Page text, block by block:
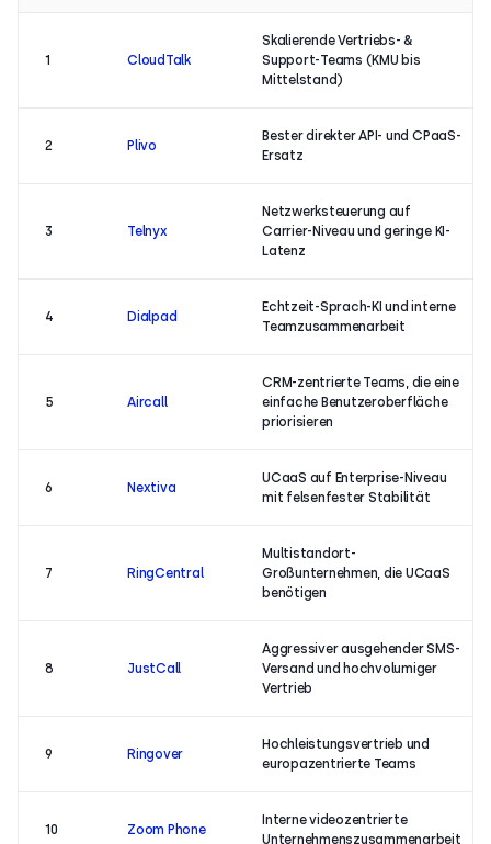
1 CloudTalk
Skalierende Vertriebs- &
Support-Teams (KMU bis
Mittelstand)
2 Plivo
Bester direkter API- und CPaaS-
Ersatz
3 Telnyx
Netzwerksteuerung auf
Carrier-Niveau und geringe KI-
Latenz
4 Dialpad
Echtzeit-Sprach-KI und interne
Teamzusammenarbeit
5 Aircall
CRM-zentrierte Teams, die eine
einfache Benutzeroberfläche
priorisieren
6 Nextiva
UCaaS auf Enterprise-Niveau
mit felsenfester Stabilität
7 RingCentral
Multistandort-
Großunternehmen, die UCaaS
benötigen
8 JustCall
Aggressiver ausgehender SMS-
Versand und hochvolumiger
Vertrieb
9 Ringover
Hochleistungsvertrieb und
europazentrierte Teams
10 Zoom Phone
Interne videozentrierte
Unternehmenszusammenarbeit